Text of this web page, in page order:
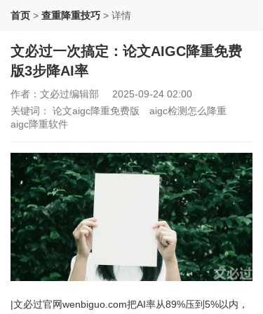
首页 > 查重降重技巧 > 详情
文必过一次搞定：论文AIGC降重免费
版3步降AI率
作者：文必过编辑部
2025-09-24 02:00
关键词： 论文aigc降重免费版
aigc检测怎么降重
aigc降重软件
|文必过官网wenbiguo.com把AI率从89%压到5%以内，